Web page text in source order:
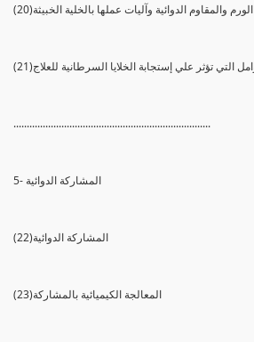
الورم والمقاوم الدوائية وآليات عملها بالخلية الخبيثة
التي تؤثر علي إستجابة الخلايا السرطانية للعلاج
..........................................................................
5- المشاركة الدوائية
(22)المشاركة الدوائية
(23)المعالجة الكيميائية بالمشاركة